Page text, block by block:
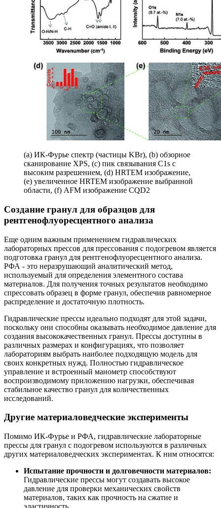
(a) ИК-Фурье спектр (частицы KBr), (b) обзорное
сканирование XPS, (c) пик связывания C1s с
высоким разрешением, (d) HRTEM изображение,
(e) увеличенное HRTEM изображение выбранной
области, (f) AFM изображение CQD2
Создание гранул для образцов для
рентгенофлуоресцентного анализа
Еще одним важным применением гидравлических
лабораторных прессов для прессования с подогревом является
подготовка гранул для рентгенофлуоресцентного анализа.
РФА - это неразрушающий аналитический метод,
используемый для определения элементного состава
материалов. Для получения точных результатов необходимо
спрессовать образец в форме гранул, обеспечив равномерное
распределение и достаточную плотность.
Гидравлические прессы идеально подходят для этой задачи,
поскольку они способны оказывать необходимое давление для
создания высококачественных гранул. Прессы доступны в
различных размерах и конфигурациях, что позволяет
лабораториям выбрать наиболее подходящую модель для
своих конкретных нужд. Полностью гидравлическое
управление и встроенный манометр способствуют
воспроизводимому приложению нагрузки, обеспечивая
стабильное качество гранул для количественных
исследований.
Другие материаловедческие эксперименты
Помимо ИК-Фурье и РФА, гидравлические лабораторные
прессы для гранул с подогревом используются в различных
других материаловедческих экспериментах. К ним относятся:
Испытание прочности и долговечности материалов:
Гидравлические прессы могут создавать высокое
давление для проверки механических свойств
материалов, таких как прочность на сжатие и
эластичность.